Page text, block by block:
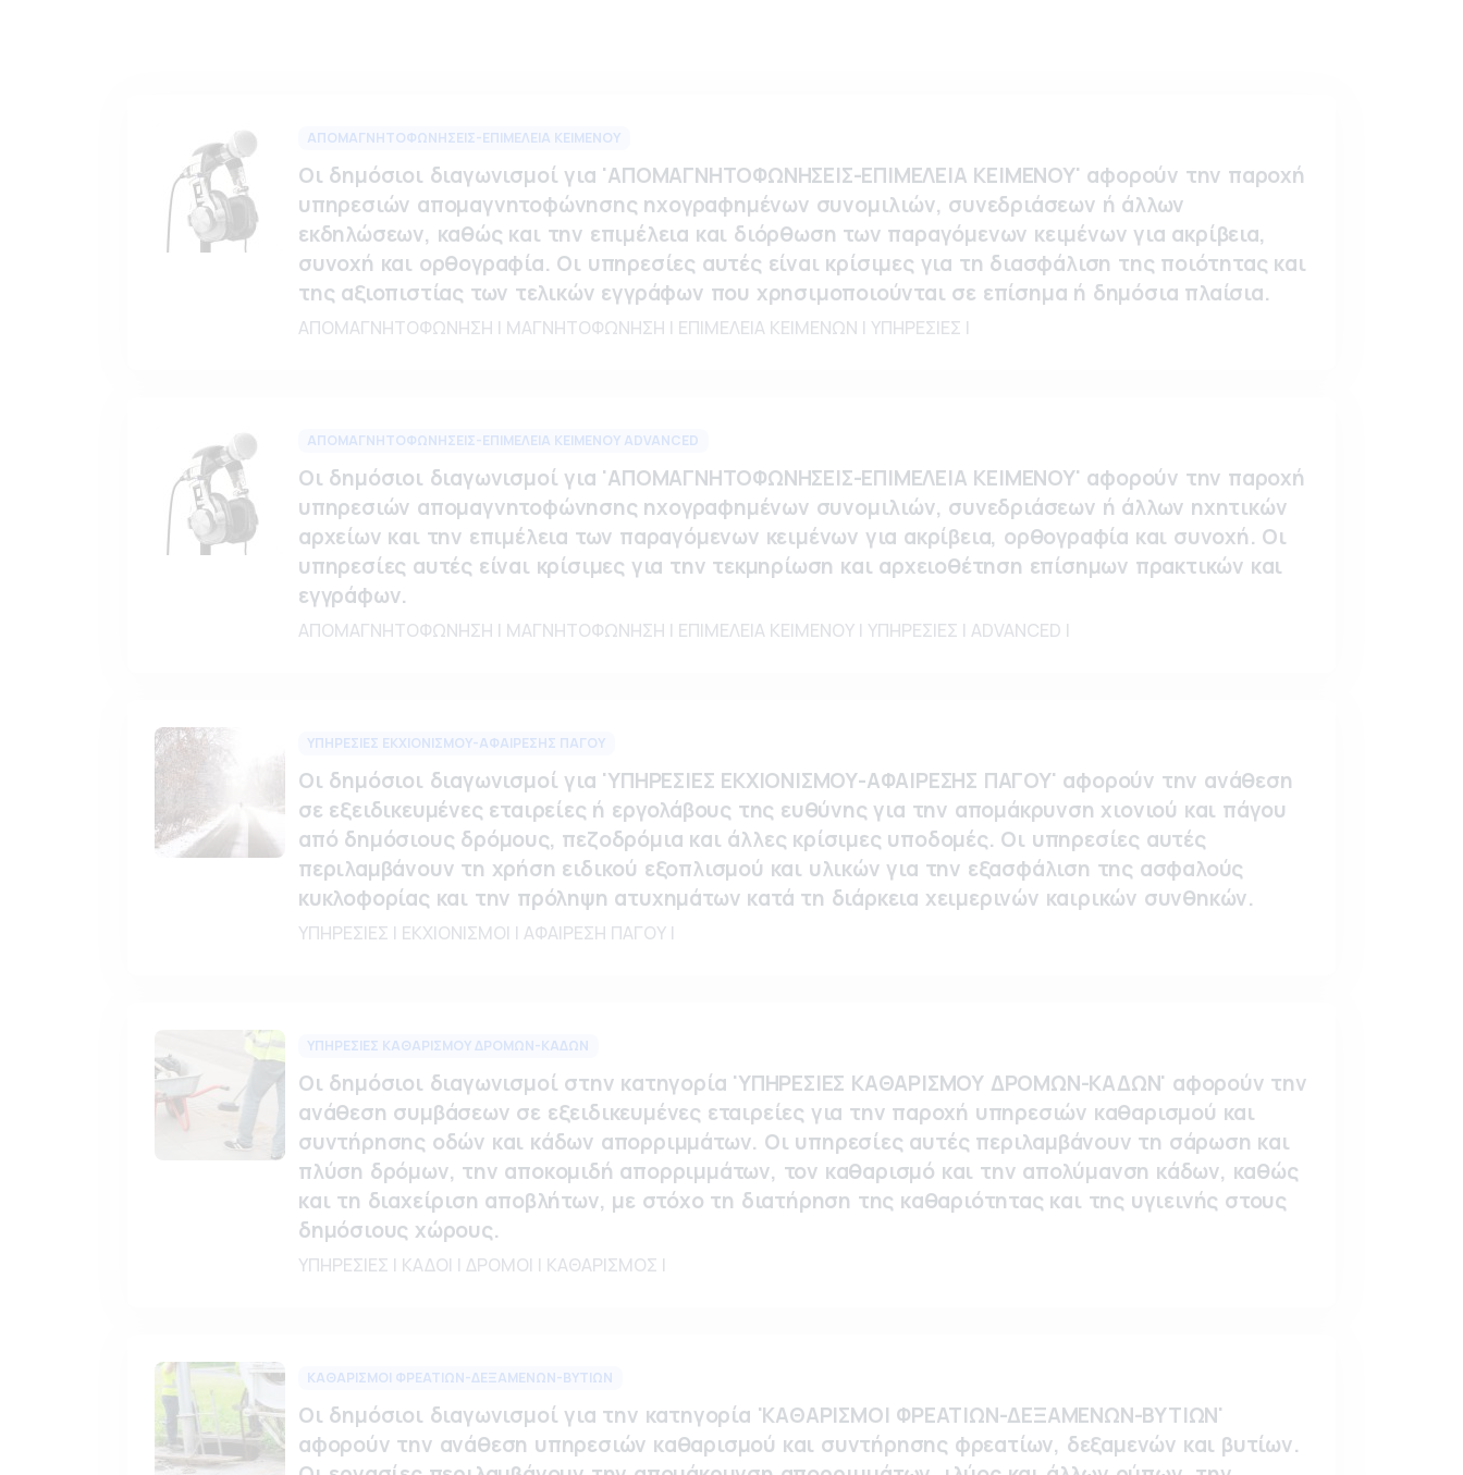
ΑΠΟΜΑΓΝΗΤΟΦΩΝΗΣΕΙΣ-ΕΠΙΜΕΛΕΙΑ ΚΕΙΜΕΝΟΥ
Οι δημόσιοι διαγωνισμοί για 'ΑΠΟΜΑΓΝΗΤΟΦΩΝΗΣΕΙΣ-ΕΠΙΜΕΛΕΙΑ ΚΕΙΜΕΝΟΥ' αφορούν την παροχή
υπηρεσιών απομαγνητοφώνησης ηχογραφημένων συνομιλιών, συνεδριάσεων ή άλλων
εκδηλώσεων, καθώς και την επιμέλεια και διόρθωση των παραγόμενων κειμένων για ακρίβεια,
συνοχή και ορθογραφία. Οι υπηρεσίες αυτές είναι κρίσιμες για τη διασφάλιση της ποιότητας και
της αξιοπιστίας των τελικών εγγράφων που χρησιμοποιούνται σε επίσημα ή δημόσια πλαίσια.
ΑΠΟΜΑΓΝΗΤΟΦΩΝΗΣΗ | ΜΑΓΝΗΤΟΦΩΝΗΣΗ | ΕΠΙΜΕΛΕΙΑ ΚΕΙΜΕΝΩΝ | ΥΠΗΡΕΣΙΕΣ |
ΑΠΟΜΑΓΝΗΤΟΦΩΝΗΣΕΙΣ-ΕΠΙΜΕΛΕΙΑ ΚΕΙΜΕΝΟΥ ADVANCED
Οι δημόσιοι διαγωνισμοί για 'ΑΠΟΜΑΓΝΗΤΟΦΩΝΗΣΕΙΣ-ΕΠΙΜΕΛΕΙΑ ΚΕΙΜΕΝΟΥ' αφορούν την παροχή
υπηρεσιών απομαγνητοφώνησης ηχογραφημένων συνομιλιών, συνεδριάσεων ή άλλων ηχητικών
αρχείων και την επιμέλεια των παραγόμενων κειμένων για ακρίβεια, ορθογραφία και συνοχή. Οι
υπηρεσίες αυτές είναι κρίσιμες για την τεκμηρίωση και αρχειοθέτηση επίσημων πρακτικών και
εγγράφων.
ΑΠΟΜΑΓΝΗΤΟΦΩΝΗΣΗ | ΜΑΓΝΗΤΟΦΩΝΗΣΗ | ΕΠΙΜΕΛΕΙΑ ΚΕΙΜΕΝΟΥ | ΥΠΗΡΕΣΙΕΣ | ADVANCED |
ΥΠΗΡΕΣΙΕΣ ΕΚΧΙΟΝΙΣΜΟΥ-ΑΦΑΙΡΕΣΗΣ ΠΑΓΟΥ
Οι δημόσιοι διαγωνισμοί για 'ΥΠΗΡΕΣΙΕΣ ΕΚΧΙΟΝΙΣΜΟΥ-ΑΦΑΙΡΕΣΗΣ ΠΑΓΟΥ' αφορούν την ανάθεση
σε εξειδικευμένες εταιρείες ή εργολάβους της ευθύνης για την απομάκρυνση χιονιού και πάγου
από δημόσιους δρόμους, πεζοδρόμια και άλλες κρίσιμες υποδομές. Οι υπηρεσίες αυτές
περιλαμβάνουν τη χρήση ειδικού εξοπλισμού και υλικών για την εξασφάλιση της ασφαλούς
κυκλοφορίας και την πρόληψη ατυχημάτων κατά τη διάρκεια χειμερινών καιρικών συνθηκών.
ΥΠΗΡΕΣΙΕΣ | ΕΚΧΙΟΝΙΣΜΟΙ | ΑΦΑΙΡΕΣΗ ΠΑΓΟΥ |
ΥΠΗΡΕΣΙΕΣ ΚΑΘΑΡΙΣΜΟΥ ΔΡΟΜΩΝ-ΚΑΔΩΝ
Οι δημόσιοι διαγωνισμοί στην κατηγορία 'ΥΠΗΡΕΣΙΕΣ ΚΑΘΑΡΙΣΜΟΥ ΔΡΟΜΩΝ-ΚΑΔΩΝ' αφορούν την
ανάθεση συμβάσεων σε εξειδικευμένες εταιρείες για την παροχή υπηρεσιών καθαρισμού και
συντήρησης οδών και κάδων απορριμμάτων. Οι υπηρεσίες αυτές περιλαμβάνουν τη σάρωση και
πλύση δρόμων, την αποκομιδή απορριμμάτων, τον καθαρισμό και την απολύμανση κάδων, καθώς
και τη διαχείριση αποβλήτων, με στόχο τη διατήρηση της καθαριότητας και της υγιεινής στους
δημόσιους χώρους.
ΥΠΗΡΕΣΙΕΣ | ΚΑΔΟΙ | ΔΡΟΜΟΙ | ΚΑΘΑΡΙΣΜΟΣ |
ΚΑΘΑΡΙΣΜΟΙ ΦΡΕΑΤΙΩΝ-ΔΕΞΑΜΕΝΩΝ-ΒΥΤΙΩΝ
Οι δημόσιοι διαγωνισμοί για την κατηγορία 'ΚΑΘΑΡΙΣΜΟΙ ΦΡΕΑΤΙΩΝ-ΔΕΞΑΜΕΝΩΝ-ΒΥΤΙΩΝ'
αφορούν την ανάθεση υπηρεσιών καθαρισμού και συντήρησης φρεατίων, δεξαμενών και βυτίων.